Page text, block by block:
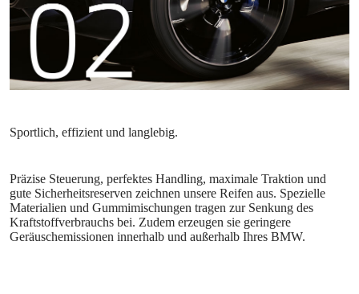
Präzise Steuerung, perfektes Handling, maximale Traktion und
gute Sicherheitsreserven zeichnen unsere Reifen aus. Spezielle
Materialien und Gummimischungen tragen zur Senkung des
Kraftstoffverbrauchs bei. Zudem erzeugen sie geringere
Geräuschemissionen innerhalb und außerhalb Ihres BMW.